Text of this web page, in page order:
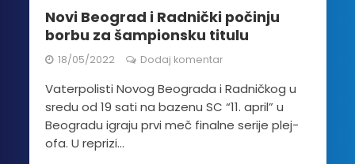
Novi Beograd i Radnički počinju
borbu za šampionsku titulu
18/05/2022 Dodaj komentar
Vaterpolisti Novog Beograda i Radničkog u
sredu od 19 sati na bazenu SC “11. april” u
Beogradu igraju prvi meč finalne serije plej-
ofa. U reprizi...